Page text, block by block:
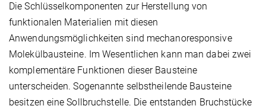
Die Schlüsselkomponenten zur Herstellung von
funktionalen Materialien mit diesen
Anwendungsmöglichkeiten sind mechanoresponsive
Molekülbausteine. Im Wesentlichen kann man dabei zwei
komplementäre Funktionen dieser Bausteine
unterscheiden. Sogenannte selbstheilende Bausteine
besitzen eine Sollbruchstelle. Die entstanden Bruchstücke